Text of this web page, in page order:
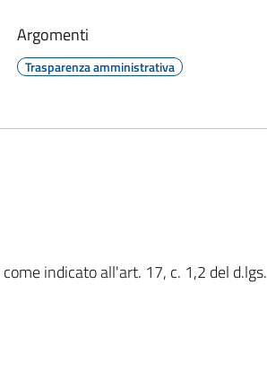
Argomenti
Trasparenza amministrativa
indicato all'art. 17, c. 1,2 del d.lgs.